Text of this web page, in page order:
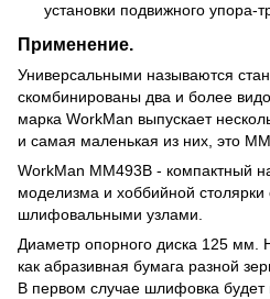
установки подвижного упора-
Применение.
Универсальными называются
скомбинированы два и более
марка WorkMan выпускает
и самая маленькая из них, это
WorkMan MM493B - компактный
моделизма и хоббийной
шлифовальными узлами.
Диаметр опорного диска 125 мм.
как абразивная бумага разной
В первом случае шлифовка будет